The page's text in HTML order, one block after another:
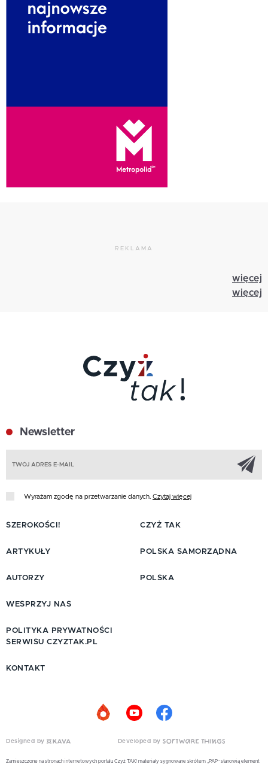
REKLAMA
więcej
więcej
Newsletter
Wyrażam zgodę na przetwarzanie danych. Czytaj więcej
SZEROKOŚCI!
ARTYKUŁY
AUTORZY
CZYŻ TAK
POLSKA SAMORZĄDNA
POLSKA
WESPRZYJ NAS
POLITYKA PRYWATNOŚCI
SERWISU CZYZTAK.PL
KONTAKT
Designed by Developed by
Zamieszczone na stronach internetowych portalu Czyż TAK! materiały sygnowane skrótem „PAP” stanowią element